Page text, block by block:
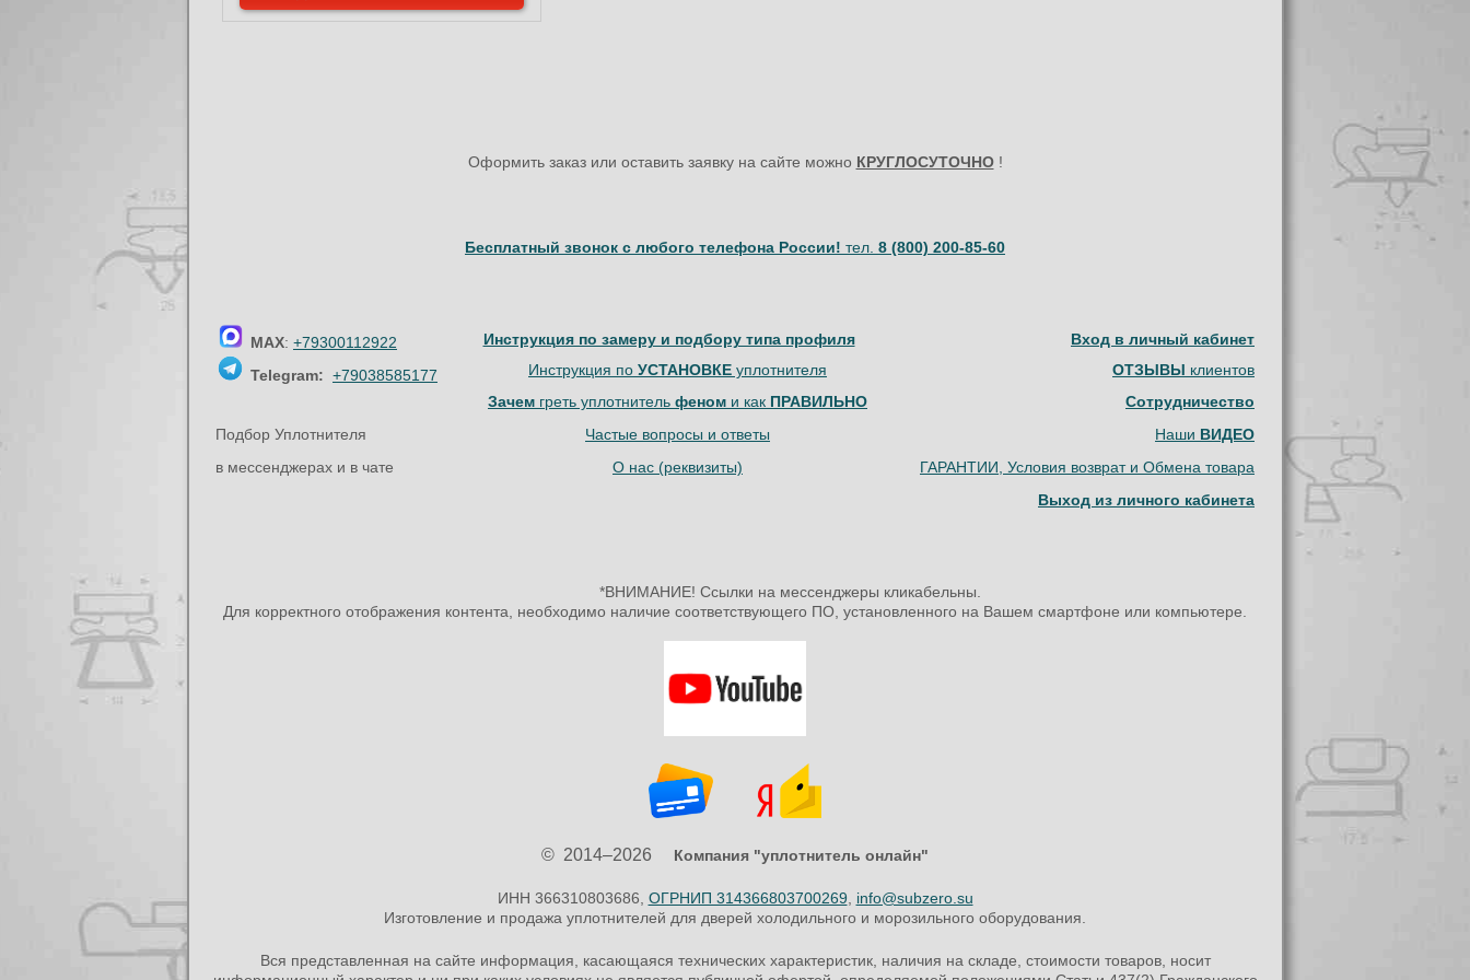
Оформить заказ или оставить заявку на сайте можно КРУГЛОСУТОЧНО!
Бесплатный звонок с любого телефона России! тел. 8 (800) 200-85-60
MAX: +79300112922 Инструкция по замеру и подбору типа профиля Вход в личный кабинет
Telegram: +79038585177 Инструкция по УСТАНОВКЕ уплотнителя ОТЗЫВЫ клиентов
Зачем греть уплотнитель феном и как ПРАВИЛЬНО
Сотрудничество
Подбор Уплотнителя
Частые вопросы и ответы Наши ВИДЕО
в мессенджерах и в чате
О нас (реквизиты)
ГАРАНТИИ, Условия возврат и Обмена товара
Выход из личного кабинета
*ВНИМАНИЕ! Ссылки на мессенджеры кликабельны.
Для корректного отображения контента, необходимо наличие соответствующего ПО, установленного на Вашем смартфоне или компьютере.
© 2014–2026 Компания "уплотнитель онлайн"
ИНН 366310803686, ОГРНИП 314366803700269
info@subzero.su
Изготовление и продажа уплотнителей для дверей холодильного и морозильного оборудования.
Вся представленная на сайте информация, касающаяся технических характеристик, наличия на складе, стоимости товаров, носит